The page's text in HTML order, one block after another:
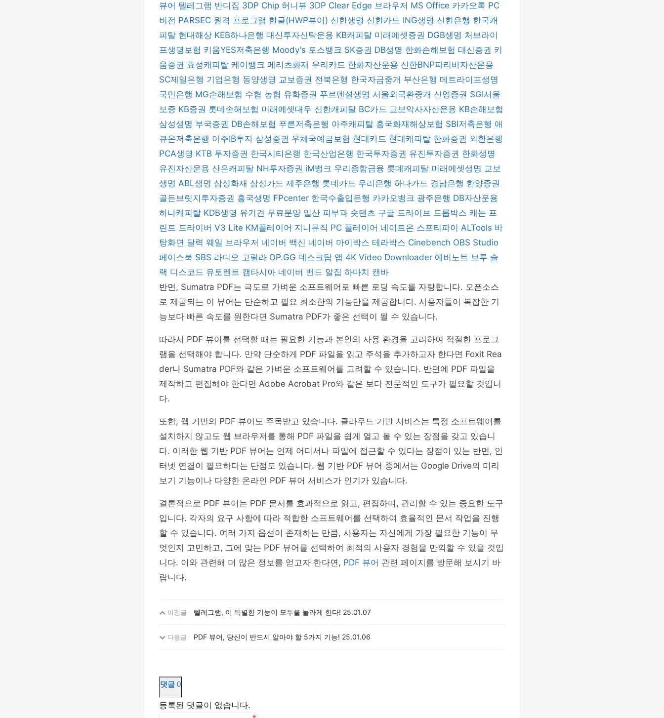
뷰어 텔레그램 반디집 3DP Chip 허니뷰 3DP Clear Edge 브라우저 MS Office 카카오톡 PC
버전 PARSEC 원격 프로그램 한글(HWP뷰어) 신한생명 신한카드 ING생명 신한은행 한국캐
피탈 현대해상 KEB하나은행 대신투자신탁운용 KB캐피탈 미래에셋증권 DGB생명 처브라이
프생명보험 키움YES저축은행 Moody's 토스뱅크 SK증권 DB생명 한화손해보험 대신증권 키
움증권 효성캐피탈 케이뱅크 메리츠화재 우리카드 한화자산운용 신한BNP파리바자산운용
SC제일은행 기업은행 동양생명 교보증권 전북은행 한국자금중개 부산은행 메트라이프생명
국민은행 MG손해보험 수협 농협 유화증권 푸르덴셜생명 서울외국환중개 신영증권 SGI서울
보증 KB증권 롯데손해보험 미래에셋대우 신한캐피탈 BC카드 교보악사자산운용 KB손해보험
삼성생명 부국증권 DB손해보험 푸른저축은행 아주캐피탈 흥국화재해상보험 SBI저축은행 애
큐온저축은행 아주IB투자 삼성증권 우체국예금보험 현대카드 현대캐피탈 한화증권 외환은행
PCA생명 KTB 투자증권 한국시티은행 한국산업은행 한국투자증권 유진투자증권 한화생명
유진자산운용 산은캐피탈 NH투자증권 iM뱅크 우리종합금융 롯데캐피탈 미래에셋생명 교보
생명 ABL생명 삼성화재 삼성카드 제주은행 롯데카드 우리은행 하나카드 경남은행 한양증권
골든브릿지투자증권 흥국생명 FPcenter 한국수출입은행 카카오뱅크 광주은행 DB자산운용
하나캐피탈 KDB생명 유기견 무료분양 일산 피부과 숏텐츠 구글 드라이브 드롭박스 캐논 프
린트 드라이버 V3 Lite KM플레이어 지니뮤직 PC 플레이어 네이트온 스포티파이 ALTools 바
탕화면 달력 웨일 브라우저 네이버 백신 네이버 마이박스 테라박스 Cinebench OBS Studio
페이스북 SBS 라디오 고릴라 OP.GG 데스크탑 앱 4K Video Downloader 에버노트 브루 슬
랙 디스코드 유토렌트 캠타시아 네이버 밴드 알집 하마치 캔바
반면, Sumatra PDF는 극도로 가벼운 소프트웨어로 빠른 로딩 속도를 자랑합니다. 오픈소스
로 제공되는 이 뷰어는 단순하고 필요 최소한의 기능만을 제공합니다. 사용자들이 복잡한 기
능보다 빠른 속도를 원한다면 Sumatra PDF가 좋은 선택이 될 수 있습니다.
따라서 PDF 뷰어를 선택할 때는 필요한 기능과 본인의 사용 환경을 고려하여 적절한 프로그
램을 선택해야 합니다. 만약 단순하게 PDF 파일을 읽고 주석을 추가하고자 한다면 Foxit Rea
der나 Sumatra PDF와 같은 가벼운 소프트웨어를 고려할 수 있습니다. 반면에 PDF 파일을
제작하고 편집해야 한다면 Adobe Acrobat Pro와 같은 보다 전문적인 도구가 필요할 것입니
다.
또한, 웹 기반의 PDF 뷰어도 주목받고 있습니다. 클라우드 기반 서비스는 특정 소프트웨어를
설치하지 않고도 웹 브라우저를 통해 PDF 파일을 쉽게 열고 볼 수 있는 장점을 갖고 있습니
다. 이러한 웹 기반 PDF 뷰어는 언제 어디서나 파일에 접근할 수 있다는 장점이 있는 반면, 인
터넷 연결이 필요하다는 단점도 있습니다. 웹 기반 PDF 뷰어 중에서는 Google Drive의 미리
보기 기능이나 다양한 온라인 PDF 뷰어 서비스가 인기가 있습니다.
결론적으로 PDF 뷰어는 PDF 문서를 효과적으로 읽고, 편집하며, 관리할 수 있는 중요한 도구
입니다. 각자의 요구 사항에 따라 적합한 소프트웨어를 선택하여 효율적인 문서 작업을 진행
할 수 있습니다. 여러 가지 옵션이 존재하는 만큼, 사용자는 자신에게 가장 필요한 기능이 무
엇인지 고민하고, 그에 맞는 PDF 뷰어를 선택하여 최적의 사용자 경험을 만끽할 수 있을 것입
니다. 이와 관련해 더 많은 정보를 얻고자 한다면, PDF 뷰어 관련 페이지를 방문해 보시기 바
랍니다.
이전글 텔레그램, 이 특별한 기능이 모두를 놀라게 한다! 25.01.07
다음글 PDF 뷰어, 당신이 반드시 알아야 할 5가지 기능! 25.01.06
댓글 0
등록된 댓글이 없습니다.